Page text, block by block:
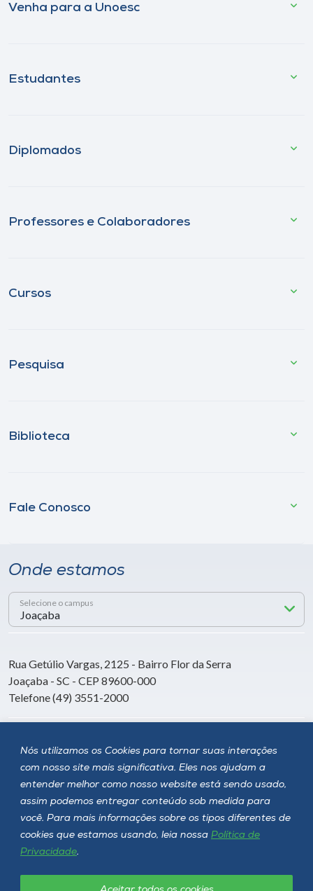
Nós utilizamos os Cookies para tornar suas interações
com nosso site mais significativa. Eles nos ajudam a
entender melhor como nosso website está sendo usado,
assim podemos entregar conteúdo sob medida para
você. Para mais informações sobre os tipos diferentes de
cookies que estamos usando, leia nossa Política de
Privacidade.
Venha para a Unoesc
Estudantes
Diplomados
Professores e Colaboradores
Cursos
Pesquisa
Biblioteca
Fale Conosco
Onde estamos
Selecione o campus
Rua Getúlio Vargas, 2125 - Bairro Flor da Serra
Joaçaba - SC - CEP 89600-000
Telefone (49) 3551-2000
Siga a Unoesc